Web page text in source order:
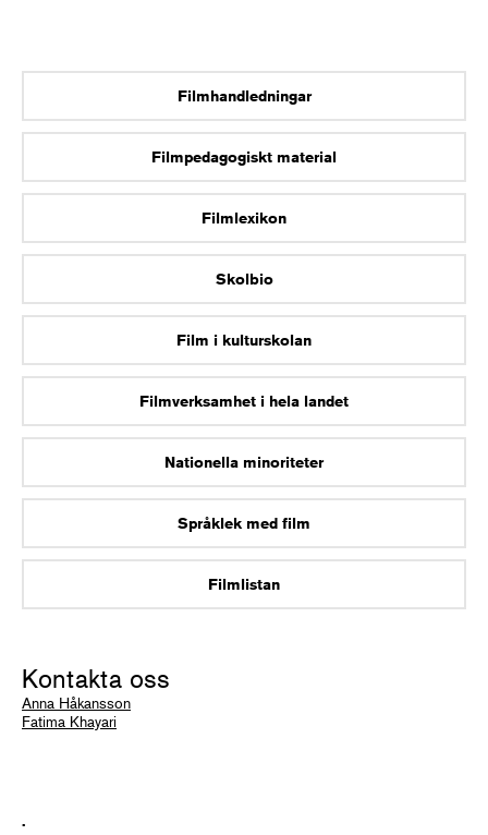
Filmhandledningar
Filmpedagogiskt material
Filmlexikon
Skolbio
Film i kulturskolan
Filmverksamhet i hela landet
Nationella minoriteter
Språklek med film
Filmlistan
Kontakta oss
Anna Håkansson
Fatima Khayari
.